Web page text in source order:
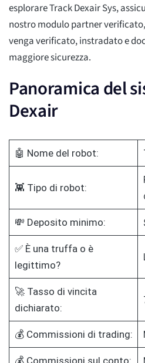
esplorare Track Dexair Sys,
nostro modulo partner
venga verificato, instradato e
maggiore sicurezza.
Panoramica del
Dexair
🤖 Nome del robot:
👾 Tipo di robot:
💸 Deposito minimo:
✅ È una truffa o è
legittimo?
🚀 Tasso di vincita
dichiarato:
💰 Commissioni di trading: